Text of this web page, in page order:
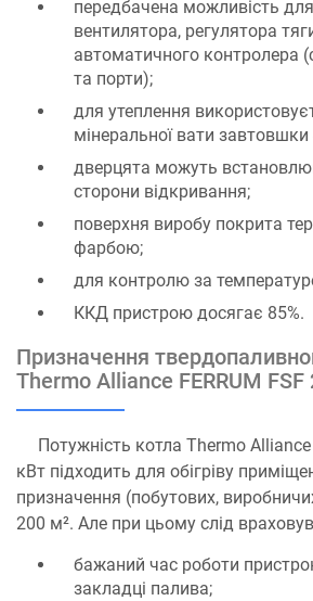
передбачена можливість
вентилятора, регулятора
автоматичного контролера
та порти);
для утеплення
мінеральної вати
дверцята можуть
сторони відкривання;
поверхня виробу покрита
фарбою;
для контролю за
ККД пристрою досягає 85%.
Призначення
Thermo Alliance FERRUM
Потужність котла Thermo
кВт підходить для обігріву
призначення (побутових,
200 м². Але при цьому слід
бажаний час роботи
закладці палива;